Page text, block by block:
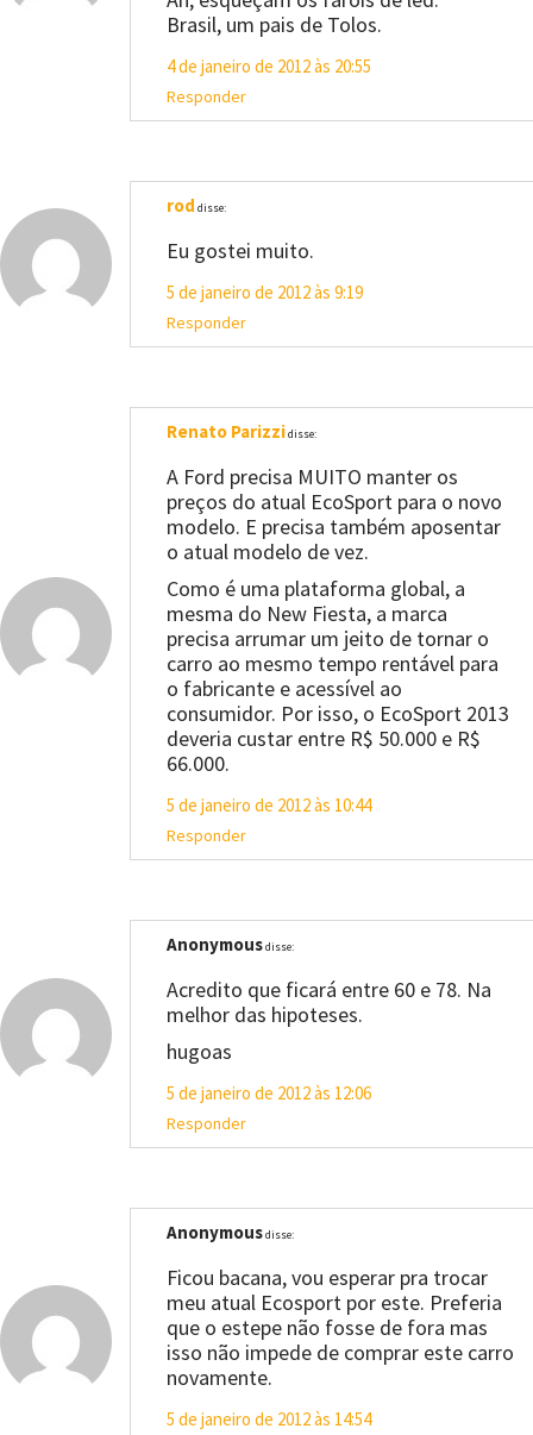
Brasil, um pais de Tolos.
4 de janeiro de 2012 às 20:55
Responder
rod disse:
Eu gostei muito.
5 de janeiro de 2012 às 9:19
Responder
Renato Parizzidisse:
A Ford precisa MUITO manter os
preços do atual EcoSport para o novo
modelo. E precisa também aposentar
o atual modelo de vez.
Como é uma plataforma global, a
mesma do New Fiesta, a marca
precisa arrumar um jeito de tornar o
carro ao mesmo tempo rentável para
o fabricante e acessível ao
consumidor. Por isso, o EcoSport 2013
deveria custar entre R$ 50.000 e R$
66.000.
5 de janeiro de 2012 às 10:44
Responder
Anonymousdisse:
Acredito que ficará entre 60 e 78. Na
melhor das hipoteses.
hugoas
5 de janeiro de 2012 às 12:06
Responder
Anonymousdisse:
Ficou bacana, vou esperar pra trocar
meu atual Ecosport por este. Preferia
que o estepe não fosse de fora mas
isso não impede de comprar este carro
novamente.
5 de janeiro de 2012 às 14:54